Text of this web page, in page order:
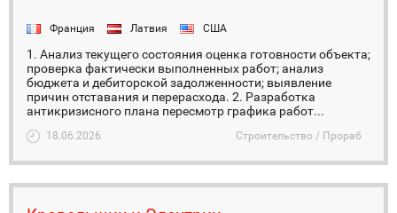
Франция Латвия США
1. Анализ текущего состояния оценка готовности объекта;
проверка фактически выполненных работ; анализ
бюджета и дебиторской задолженности; выявление
причин отставания и перерасхода. 2. Разработка
антикризисного плана пересмотр графика работ...
18.06.2026 Строительство / Прораб